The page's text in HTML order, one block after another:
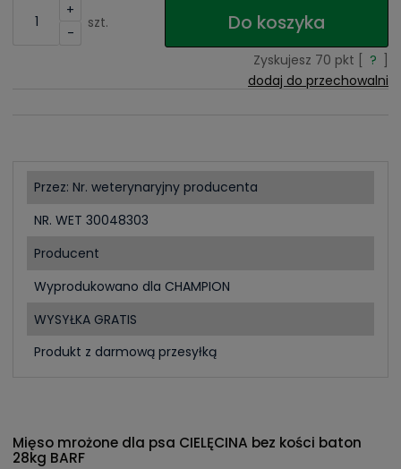
+
-
szt. Do koszyka
Zyskujesz 70 pkt [ ? ]
dodaj do przechowalni
Przez: Nr. weterynaryjny producenta
NR. WET 30048303
Producent
Wyprodukowano dla CHAMPION
WYSYŁKA GRATIS
Produkt z darmową przesyłką
Mięso mrożone dla psa CIELĘCINA bez kości baton
28kg BARF